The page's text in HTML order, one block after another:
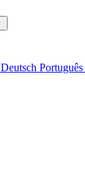
Deutsch Português